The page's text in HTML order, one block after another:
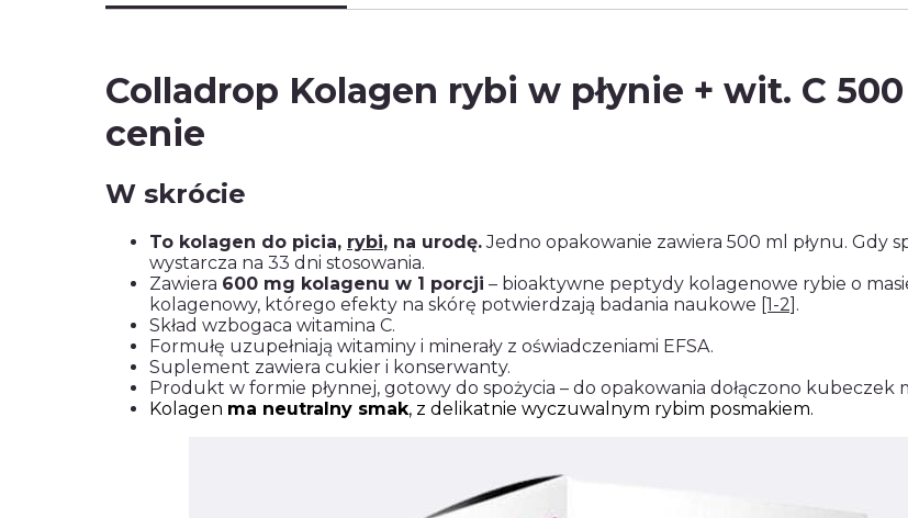
Colladrop Kolagen rybi w płynie + wit. C
cenie
W skrócie
To kolagen do picia, rybi, na urodę.Jedno opakowanie zawiera 500 ml płynu. Gdy
wystarcza na 33 dni stosowania.
Zawiera 600 mg kolagenu w 1 porcji – bioaktywne peptydy kolagenowe rybie o
kolagenowy, którego efekty na skórę potwierdzają badania naukowe [1-2] .
Skład wzbogaca witamina C.
Formułę uzupełniają witaminy i minerały z oświadczeniami EFSA.
Suplement zawiera cukier i konserwanty.
Produkt w formie płynnej, gotowy do spożycia – do opakowania dołączono kubeczek
Kolagen ma neutralny smak, z delikatnie wyczuwalnym rybim posmakiem.